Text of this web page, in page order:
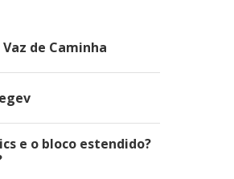
de Caminha
e o bloco estendido?